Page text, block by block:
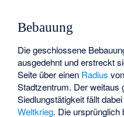
Bebauung
Die geschlossene
ausgedehnt und erstreckt
Seite über einen Radius
Stadtzentrum. Der weitaus
Siedlungstätigkeit fällt
Weltkrieg. Die ursprünglich